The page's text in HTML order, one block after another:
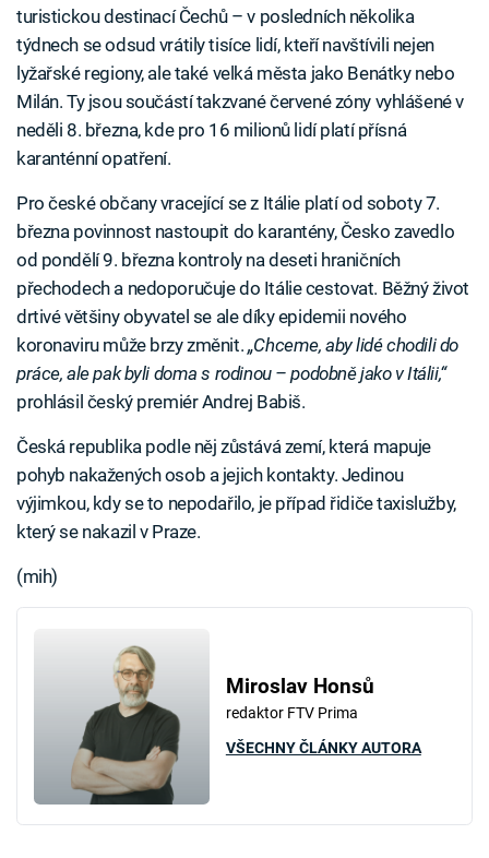
turistickou destinací Čechů – v posledních několika
týdnech se odsud vrátily tisíce lidí, kteří navštívili nejen
lyžařské regiony, ale také velká města jako Benátky nebo
Milán. Ty jsou součástí takzvané červené zóny vyhlášené v
neděli 8. března, kde pro 16 milionů lidí platí přísná
karanténní opatření.
Pro české občany vracející se z Itálie platí od soboty 7.
března povinnost nastoupit do karantény, Česko zavedlo
od pondělí 9. března kontroly na deseti hraničních
přechodech a nedoporučuje do Itálie cestovat. Běžný život
drtivé většiny obyvatel se ale díky epidemii nového
koronaviru může brzy změnit. „Chceme, aby lidé chodili do
práce, ale pak byli doma s rodinou – podobně jako v Itálii,“
prohlásil český premiér Andrej Babiš.
Česká republika podle něj zůstává zemí, která mapuje
pohyb nakažených osob a jejich kontakty. Jedinou
výjimkou, kdy se to nepodařilo, je případ řidiče taxislužby,
který se nakazil v Praze.
(mih)
Miroslav Honsů
redaktor FTV Prima
VŠECHNY ČLÁNKY AUTORA